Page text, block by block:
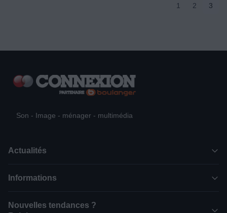
1 2 3
Son - Image - ménager - multimédia
Actualités
Informations
Nouvelles tendances ?